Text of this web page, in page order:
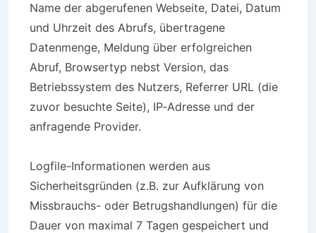
Name der abgerufenen Webseite, Datei, Datum
und Uhrzeit des Abrufs, übertragene
Datenmenge, Meldung über erfolgreichen
Abruf, Browsertyp nebst Version, das
Betriebssystem des Nutzers, Referrer URL (die
zuvor besuchte Seite), IP-Adresse und der
anfragende Provider.
Logfile-Informationen werden aus
Sicherheitsgründen (z.B. zur Aufklärung von
Missbrauchs- oder Betrugshandlungen) für die
Dauer von maximal 7 Tagen gespeichert und